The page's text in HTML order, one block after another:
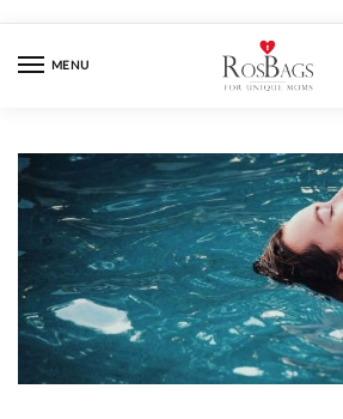
navigation
contentMENU